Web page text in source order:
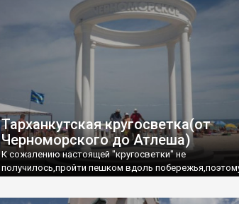
Тарханкутская кругосветка(от
Черноморского до Атлеша)
К сожалению настоящей "кругосветки" не
получилось,пройти пешком вдоль